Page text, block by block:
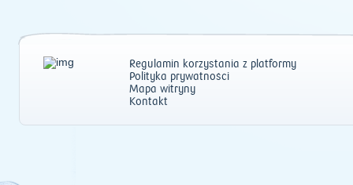
Regulamin korzystania z platformy
Polityka prywatności
Mapa witryny
Kontakt